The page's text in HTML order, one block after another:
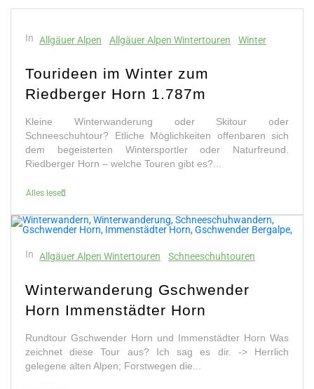
In Allgäuer Alpen Allgäuer Alpen Wintertouren Winter
Tourideen im Winter zum
Riedberger Horn 1.787m
Kleine Winterwanderung oder Skitour oder
Schneeschuhtour? Etliche Möglichkeiten offenbaren sich
dem begeisterten Wintersportler oder Naturfreund.
Riedberger Horn – welche Touren gibt es?...
Alles lesen
In Allgäuer Alpen Wintertouren Schneeschuhtouren
Winterwanderung Gschwender
Horn Immenstädter Horn
Rundtour Gschwender Horn und Immenstädter Horn Was
zeichnet diese Tour aus? Ich sag es dir. -> Herrlich
gelegene alten Alpen; Forstwegen die...